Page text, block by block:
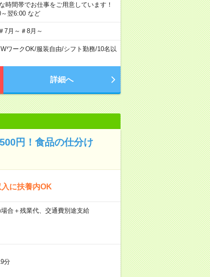
間帯でお仕事をご用意しています！
翌6:00 など
月～＃8月～
ワークOK/服装自由/シフト勤務/10名以
詳細へ
円！食品の仕分け
に扶養内OK
合＋残業代、交通費別途支給
分